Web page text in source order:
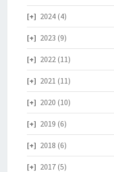
2024 (4)
2023 (9)
2022 (11)
2021 (11)
2020 (10)
2019 (6)
2018 (6)
2017 (5)